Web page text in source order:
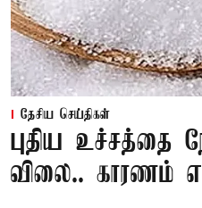
தேசிய செய்திகள்
புதிய உச்சத்தை
விலை.. காரணம்